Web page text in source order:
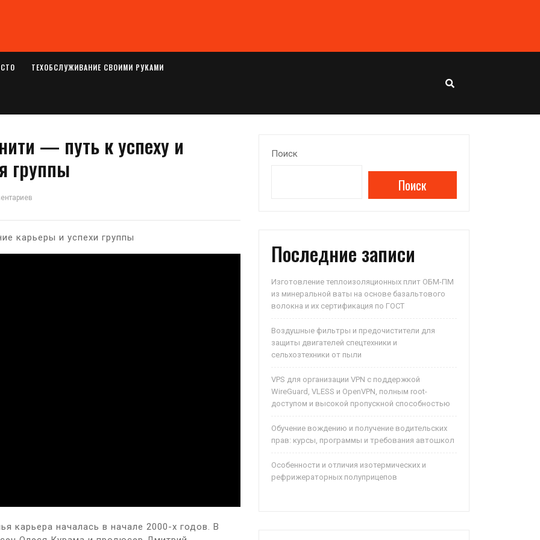
ТЕХОБСЛУЖИВАНИЕ СВОИМИ РУКАМИ
— путь к успеху и
группы
карьера началась в начале 2000-х годов. В
Поиск
Поиск
Последние записи
Изготовление теплоизоляционных плит ОБМ-ПМ
из минеральной ваты на основе базальтового
волокна и их сертификация по ГОСТ
Воздушные фильтры и предочистители для
защиты двигателей спецтехники и
сельхозтехники от пыли
VPS для организации VPN с поддержкой
WireGuard, VLESS и OpenVPN, полным root-
доступом и высокой пропускной способностью
Обучение вождению и получение водительских
прав: курсы, программы и требования автошкол
Особенности и отличия изотермических и
рефрижераторных полуприцепов